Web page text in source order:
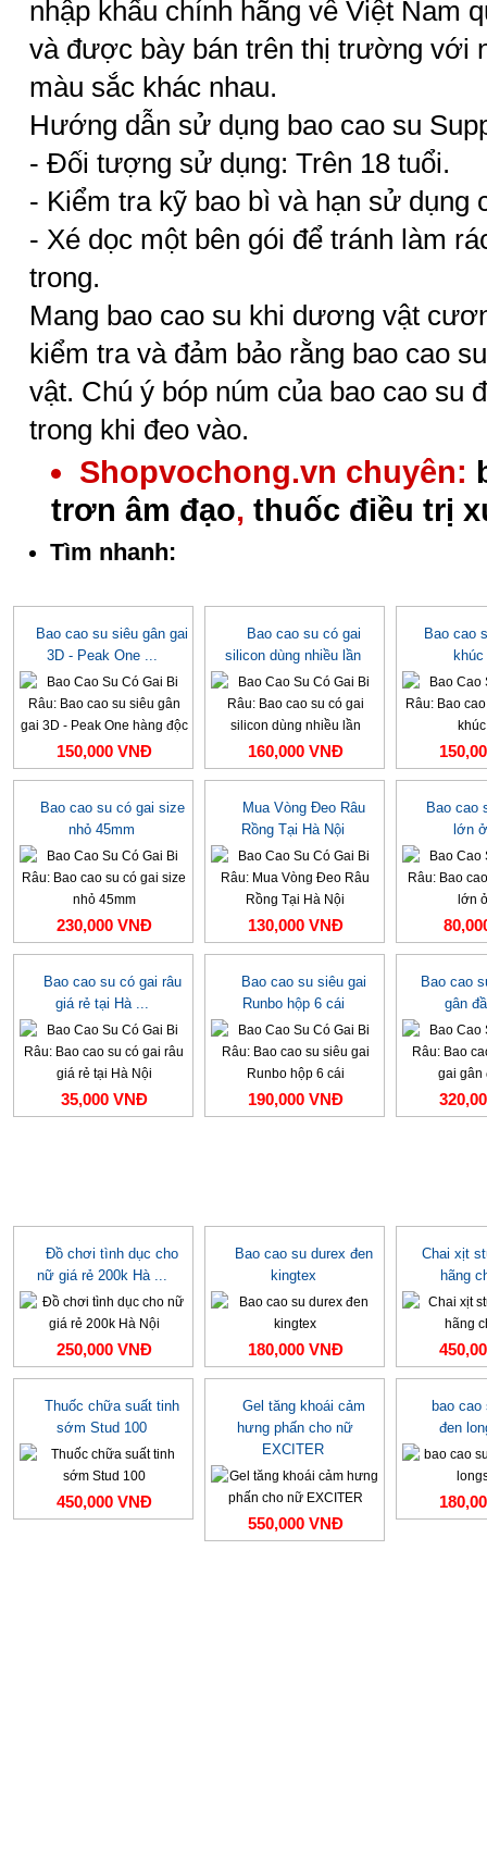
nhập khẩu chính hãng về Việt Nam
và được bày bán trên thị trường với
màu sắc khác nhau.
Hướng dẫn sử dụng bao cao su
- Đối tượng sử dụng: Trên 18 tuổi.
- Kiểm tra kỹ bao bì và hạn sử dụng
- Xé dọc một bên gói để tránh làm
trong.
Mang bao cao su khi dương vật
kiểm tra và đảm bảo rằng bao cao
vật. Chú ý bóp núm của bao cao su
trong khi đeo vào.
Shopvochong.vn chuyên:
trơn âm đạo, thuốc điều trị
Tìm nhanh:
Bao cao su siêu gân gai
3D - Peak One ...
150,000 VNĐ
Bao cao su có gai
silicon dùng nhiều lần
160,000 VNĐ
Bao cao
Bao cao su có gai size
nhỏ 45mm
230,000 VNĐ
Mua Vòng Đeo Râu
Rồng Tại Hà Nội
130,000 VNĐ
Bao cao
lớn
Bao cao su có gai râu
giá rẻ tại Hà ...
35,000 VNĐ
Bao cao su siêu gai
Runbo hộp 6 cái
190,000 VNĐ
Bao cao
gân
Đồ chơi tình dục cho
nữ giá rẻ 200k Hà ...
250,000 VNĐ
Bao cao su durex đen
kingtex
180,000 VNĐ
Chai xịt
hãng
Thuốc chữa suất tinh
sớm Stud 100
450,000 VNĐ
Gel tăng khoái cảm
hưng phấn cho nữ
EXCITER
550,000 VNĐ
bao
đen